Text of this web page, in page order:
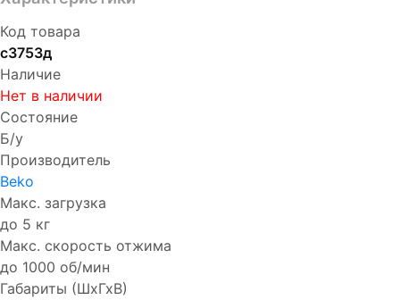
Код товара
с3753д
Наличие
Нет в наличии
Состояние
Б/у
Производитель
Beko
Макс. загрузка
до 5 кг
Макс. скорость отжима
до 1000 об/мин
Габариты (ШхГхВ)